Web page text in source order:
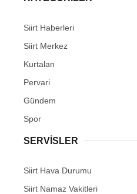
Siirt Haberleri
Siirt Merkez
Kurtalan
Pervari
Gündem
Spor
SERVİSLER
Siirt Hava Durumu
Siirt Namaz Vakitleri